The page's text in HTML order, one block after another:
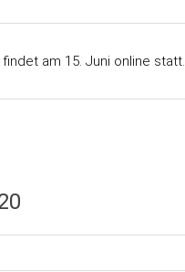
am 15. Juni online statt.